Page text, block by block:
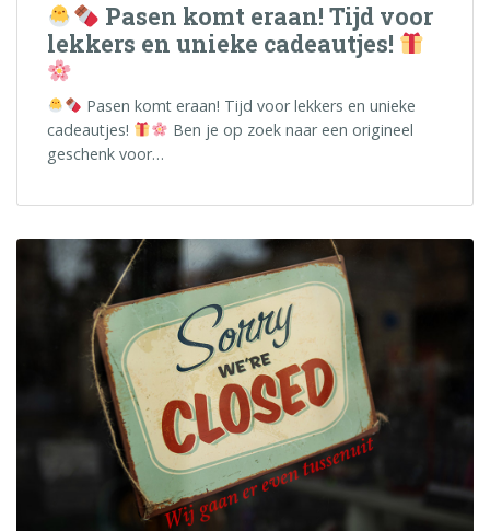
Pasen komt eraan! Tijd voor
lekkers en unieke cadeautjes!
Pasen komt eraan! Tijd voor lekkers en unieke
cadeautjes!
Ben je op zoek naar een origineel
geschenk voor…